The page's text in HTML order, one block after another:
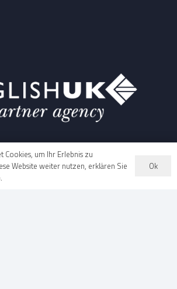
Cookies, um Ihr Erlebnis zu
Website weiter nutzen, erklären Sie
Ok